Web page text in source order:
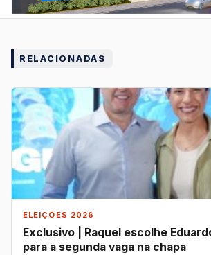
RELACIONADAS
ELEIÇÕES 2026
Exclusivo | Raquel escolhe
para a segunda vaga na chapa